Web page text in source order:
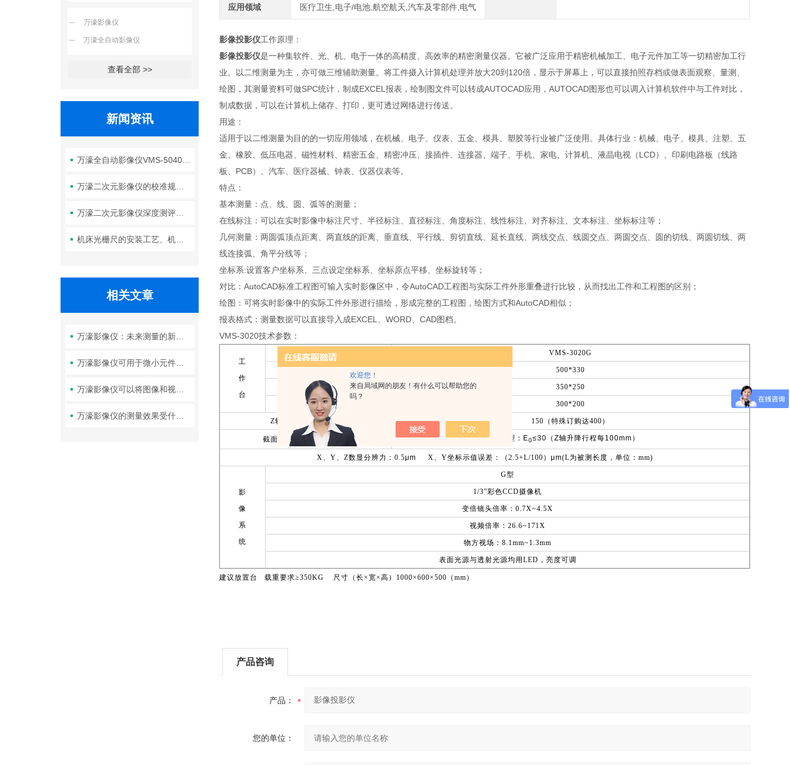
欢迎您！
来自局域网的朋友！有什么可以帮助您的
吗？
万濠影像仪
万濠全自动影像仪
查看全部 >>
新闻资讯
万濠全自动影像仪VMS-5040H的参数解读、操作技巧与维护全攻略
万濠二次元影像仪的校准规范：标准片选择、标定周期与精度验证方法
万濠二次元影像仪深度测评：高精度光学成像+智能测量，让复杂工件的尺寸检测变得又快又准！
机床光栅尺的安装工艺、机械与电气对齐精度对测量性能的影响分析
相关文章
万濠影像仪：未来测量的新视界
万濠影像仪可用于微小元件的尺寸测量和位置定位
万濠影像仪可以将图像和视频通过无线网络传输到其他设备上
万濠影像仪的测量效果受什么影响？
应用领域 医疗卫生,电子/电池,航空航天,汽车及零部件,电气
影像投影仪工作原理：
影像投影仪是一种集软件、光、机、电于一体的高精度、高效率的精密测量仪器。它被广泛应用于精密机械加工、电子元件加工等一切精密加工行
业。以二维测量为主，亦可做三维辅助测量。将工件摄入计算机处理并放大20到120倍，显示于屏幕上，可以直接拍照存档或做表面观察、量测、
绘图，其测量资料可做SPC统计，制成EXCEL报表，绘制图文件可以转成AUTOCAD应用，AUTOCAD图形也可以调入计算机软件中与工件对比，
制成数据，可以在计算机上储存、打印，更可透过网络进行传送。
用途：
适用于以二维测量为目的的一切应用领域，在机械、电子、仪表、五金、模具、塑胶等行业被广泛使用。具体行业：机械、电子、模具、注塑、五
金、橡胶、低压电器、磁性材料、精密五金、精密冲压、接插件、连接器、端子、手机、家电、计算机、液晶电视（LCD）、印刷电路板（线路
板、PCB）、汽车、医疗器械、钟表、仪器仪表等。
特点：
基本测量：点、线、圆、弧等的测量；
在线标注：可以在实时影像中标注尺寸、半径标注、直径标注、角度标注、线性标注、对齐标注、文本标注、坐标标注等；
几何测量：两圆弧顶点距离、两直线的距离、垂直线、平行线、剪切直线、延长直线、两线交点、线圆交点、两圆交点、圆的切线、两圆切线、两
线连接弧、角平分线等；
坐标系:设置客户坐标系、三点设定坐标系、坐标原点平移、坐标旋转等；
对比：AutoCAD标准工程图可输入实时影像区中，令AutoCAD工程图与实际工件外形重叠进行比较，从而找出工件和工程图的区别；
绘图：可将实时影像中的实际工件外形进行描绘，形成完整的工程图，绘图方式和AutoCAD相似；
报表格式：测量数据可以直接导入成EXCEL、WORD、CAD图档。
VMS-3020技术参数：
工
作
台
型 号 VMS-3020G
(mm) 500*330
玻璃台尺寸 (mm) 350*250
运动行程(mm) 300*200
Z轴升降行程（mm 150 （特殊订购达400 ）
截面原点一致性误差 型： E0≤30 （ Z轴升降行程每100mm ）
X、 Y、 Z数显分辨力： 0.5μm X、 Y坐标示值误差：（ 2.5+L/100 ） μm(L为被测长度，单位： mm)
影
像
系
统
G型
1/3”彩色CCD摄像机
变倍镜头倍率：0.7X~4.5X
视频倍率：26.6~171X
物方视场：8.1mm~1.3mm
表面光源与透射光源均用 LED ，亮度可调
建议放置台 载重要求≥350KG 尺寸（长 ×宽×高） 1000×600×500 （mm ）
产品咨询
产品：
您的单位：